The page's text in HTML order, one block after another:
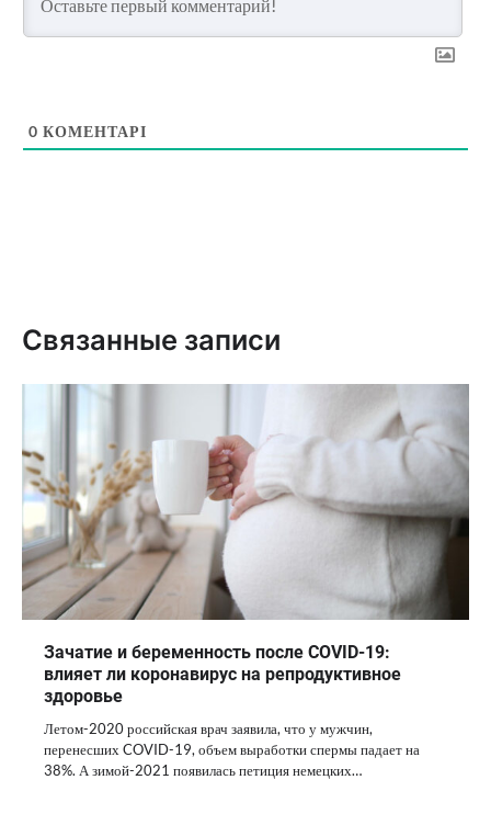
0 КОМЕНТАРІ
Связанные записи
Зачатие и беременность после COVID-19:
влияет ли коронавирус на репродуктивное
здоровье
Летом-2020 российская врач заявила, что у мужчин,
перенесших COVID-19, объем выработки спермы падает на
38%. А зимой-2021 появилась петиция немецких…